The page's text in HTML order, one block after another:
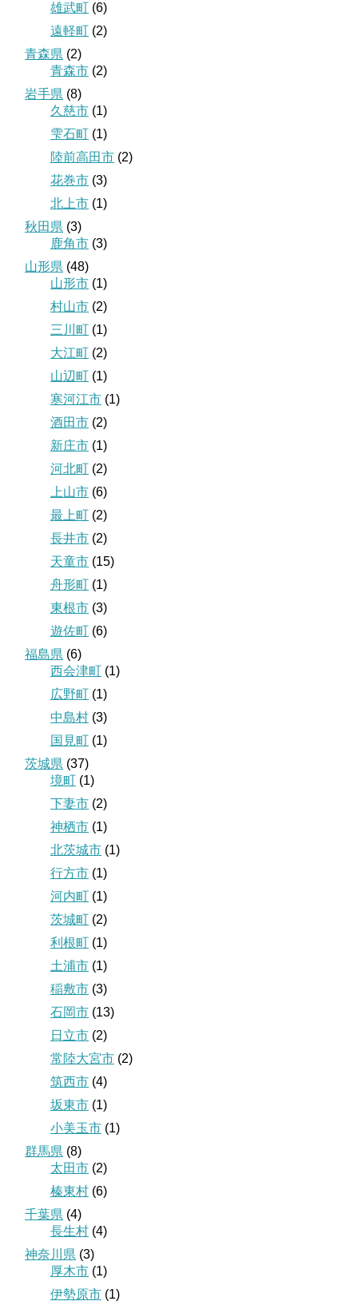
雄武町
(6)
遠軽町
(2)
青森県 (2)
青森市 (2)
岩手県 (8)
久慈市 (1)
雫石町
(1)
陸前高田市 (2)
花巻市 (3)
北上市 (1)
秋田県 (3)
鹿角市 (3)
山形県 (48)
山形市 (1)
村山市 (2)
三川町
(1)
大江町
(2)
山辺町
(1)
寒河江市 (1)
酒田市 (2)
新庄市 (1)
河北町
(2)
上山市 (6)
最上町
(2)
長井市 (2)
天童市 (15)
舟形町
(1)
東根市 (3)
遊佐町
(6)
福島県 (6)
西会津町
(1)
広野町
(1)
中島村 (3)
国見町
(1)
茨城県 (37)
境町
(1)
下妻市 (2)
神栖市 (1)
北茨城市 (1)
行方市 (1)
河内町
(1)
茨城町
(2)
利根町
(1)
土浦市 (1)
稲敷市 (3)
石岡市 (13)
日立市 (2)
常陸大宮市 (2)
筑西市 (4)
坂東市 (1)
小美玉市 (1)
群馬県 (8)
太田市 (2)
榛東村 (6)
千葉県 (4)
長生村 (4)
神奈川県 (3)
厚木市 (1)
伊勢原市 (1)